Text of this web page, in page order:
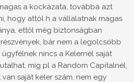
a kockázata, továbbá azt
hogy attól h a vállalatnak magas
ettől még biztonságban
bár nem a legolcsóbb
nincs a Kelernél saját
míg pl a Random Capitalnél,
saját keler szám, nem egy